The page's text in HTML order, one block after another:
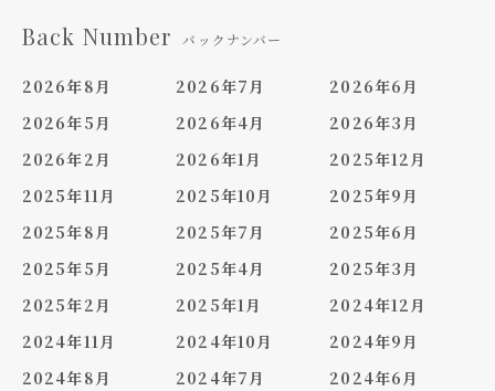
Back Number バックナンバー
2026年8月 2026年7月
2026年6月
2026年5月
2026年4月
2026年3月
2026年2月
2026年1月
2025年12月
2025年11月
2025年10月
2025年9月
2025年8月
2025年7月
2025年6月
2025年5月
2025年4月
2025年3月
2025年2月
2025年1月
2024年12月
2024年11月
2024年10月
2024年9月
2024年8月
2024年7月
2024年6月